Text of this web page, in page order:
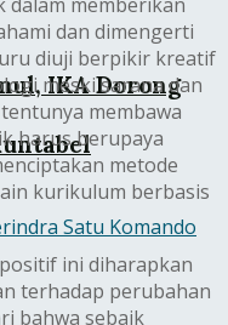
IKA Dorong
dan dimengerti
diuji berpikir kreatif
meski sarana dan
membawa
harus berupaya
metode
kurikulum berbasis
ini diharapkan
terhadap perubahan
bahwa sebaik